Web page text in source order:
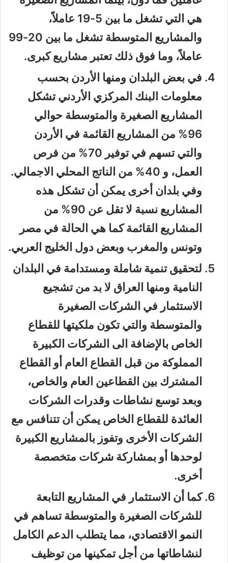
هي التي تشغل ما بين 5-19 عاملاً،
والمشاريع المتوسطة تشغل ما بين 20-99
عاملاً، وما فوق ذلك تعتبر مشاريع كبرى.
في بعض البلدان ومنها الأردن بحسب
معلومات البنك المركزي الأردني تشكل
المشاريع الصغيرة والمتوسطة حوالي
96% من المشاريع القائمة في الأردن
والتي تسهم في توفير 70% من فرص
العمل، و 40% من الناتج المحلي الاجمالي.
وفي بلدان أخرى يمكن أن تشكل هذه
المشاريع نسبة لا تقل عن 90% من
المشاريع القائمة كما هي الحالة في مصر
وتونس والمغرب وبعض دول الخليج العربي.
لتحقيق تنمية شاملة ومستدامة في البلدان
النامية ومنها العراق لا بد من تشجيع
الاستثمار في الشركات الصغيرة
والمتوسطة والتي تكون ملكيتها للقطاع
الخاص بالإضافة الى الشركات الكبيرة
المملوكة من قبل القطاع العام أو القطاع
المشترك بين القطاعين العام والخاص،
وبعد توسع نشاطات وقدرات الشركات
العائدة للقطاع الخاص يمكن أن تتنافس مع
الشركات الأخرى وتفوز بالمشاريع الكبيرة
لوحدها أو بمشاركة شركات متخصصة
أخرى.
كما أن الاستثمار في المشاريع التابعة
للشركات الصغيرة والمتوسطة تساهم في
النمو الاقتصادي، مما يتطلب الدعم الكامل
لنشاطاتها من أجل تمكينها من توظيف